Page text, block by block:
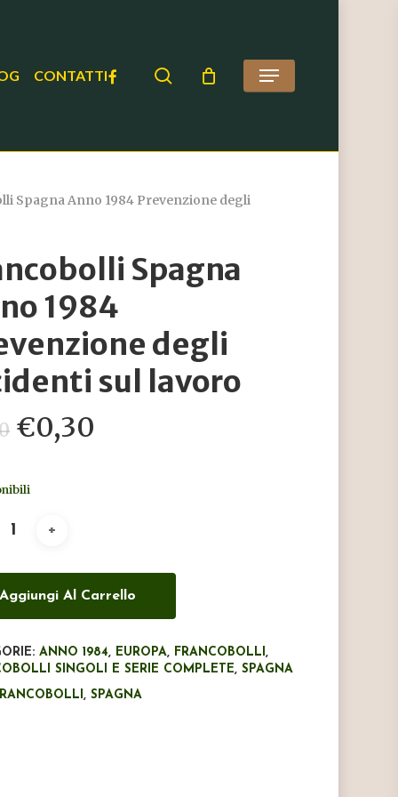
CONTATTIFACEBOOK search Menu
Spagna Anno 1984 Prevenzione degli
Spagna
1984
degli
sul lavoro
Il
prezzo
originale
€0,50.
€0,30
Aggiungi Al Carrello
ANNO 1984, EUROPA, FRANCOBOLLI,
SINGOLI E SERIE COMPLETE,SPAGNA
,SPAGNA